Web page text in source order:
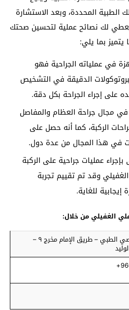
المحددة، وبعد الاستشارة
لك نصائح عملية لتحسين صحتك
يتميز بما يلي:
في عملياته الجراحية فهو
الدقيقة في التشخيص
على إجراء الجراحة بكل دقة.
في مجال جراحة العظام والمفاصل
الركبة، كما أنه حصل على
في هذا المجال من عدة دول.
عمليات جراحية على الركبة
وقد تم تقييم تجربة
للغاية.
الغفيلي من خلال:
مركز نيرا التخصصي الطبي – طريق الإمام مخرج ٩ –